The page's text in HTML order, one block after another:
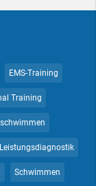
EMS-Training
Training
Leistungsdiagnostik
Schwimmen